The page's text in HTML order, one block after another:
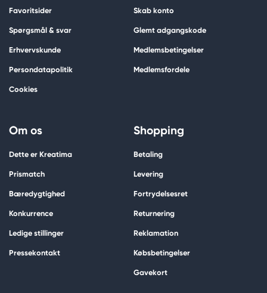
Favoritsider
Spørgsmål & svar
Erhvervskunde
Persondatapolitik
Cookies
Skab konto
Glemt adgangskode
Medlemsbetingelser
Medlemsfordele
Om os
Dette er Kreatima
Prismatch
Bæredygtighed
Konkurrence
Ledige stillinger
Pressekontakt
Shopping
Betaling
Levering
Fortrydelsesret
Returnering
Reklamation
Købsbetingelser
Gavekort